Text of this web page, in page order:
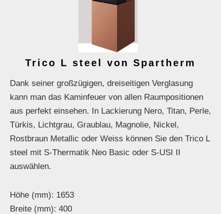
Trico L steel von Spartherm
Dank seiner großzügigen, dreiseitigen Verglasung
kann man das Kaminfeuer von allen Raumpositionen
aus perfekt einsehen. In Lackierung Nero, Titan, Perle,
Türkis, Lichtgrau, Graublau, Magnolie, Nickel,
Rostbraun Metallic oder Weiss können Sie den Trico L
steel mit S-Thermatik Neo Basic oder S-USI II
auswählen.
Höhe (mm): 1653
Breite (mm): 400